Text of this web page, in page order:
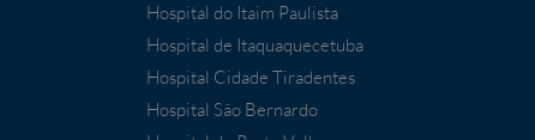
Hospital do Itaim Paulista
Hospital de Itaquaquecetuba
Hospital Cidade Tiradentes
Hospital São Bernardo